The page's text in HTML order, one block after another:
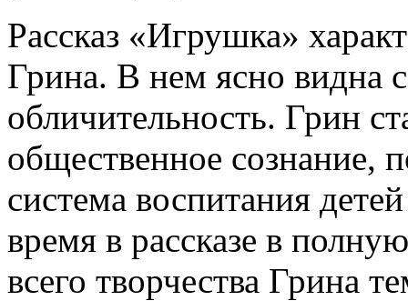
Рассказ «Игрушка»
Грина. В нем ясно видна
обличительность. Грин
общественное сознание,
система воспитания
время в рассказе в
всего творчества Грина